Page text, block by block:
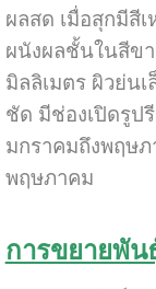
ผลสด เมื่อสุกมีสี
ผนังผลชั้นในสีขา
มิลลิเมตร ผิวย่น
ชัด มีช่องเปิดรูป
มกราคมถึงพฤษภ
พฤษภาคม
การขยายพัน